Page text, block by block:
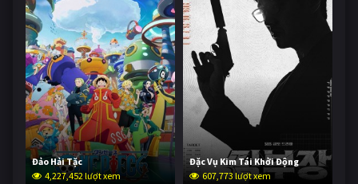
Đảo Hải Tặc
4,227,452 lượt xem
Đặc Vụ Kim Tái Khởi Động
607,773 lượt xem